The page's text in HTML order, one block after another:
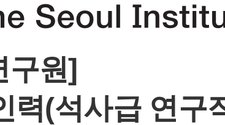
구원]
력(석사급 연구